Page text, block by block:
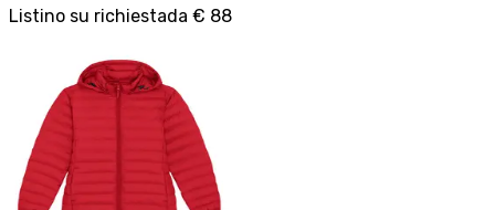
Listino su richiestada € 88